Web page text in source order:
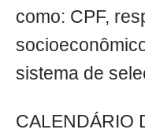
como: CPF,
sistema de
CALENDÁRIO